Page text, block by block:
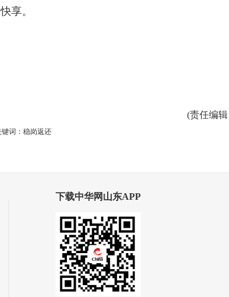
享。
(责任编辑
键词：稳岗返还
下载中华网山东APP